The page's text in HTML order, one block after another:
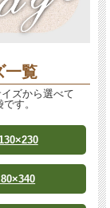
一覧
ズから選べて
す。